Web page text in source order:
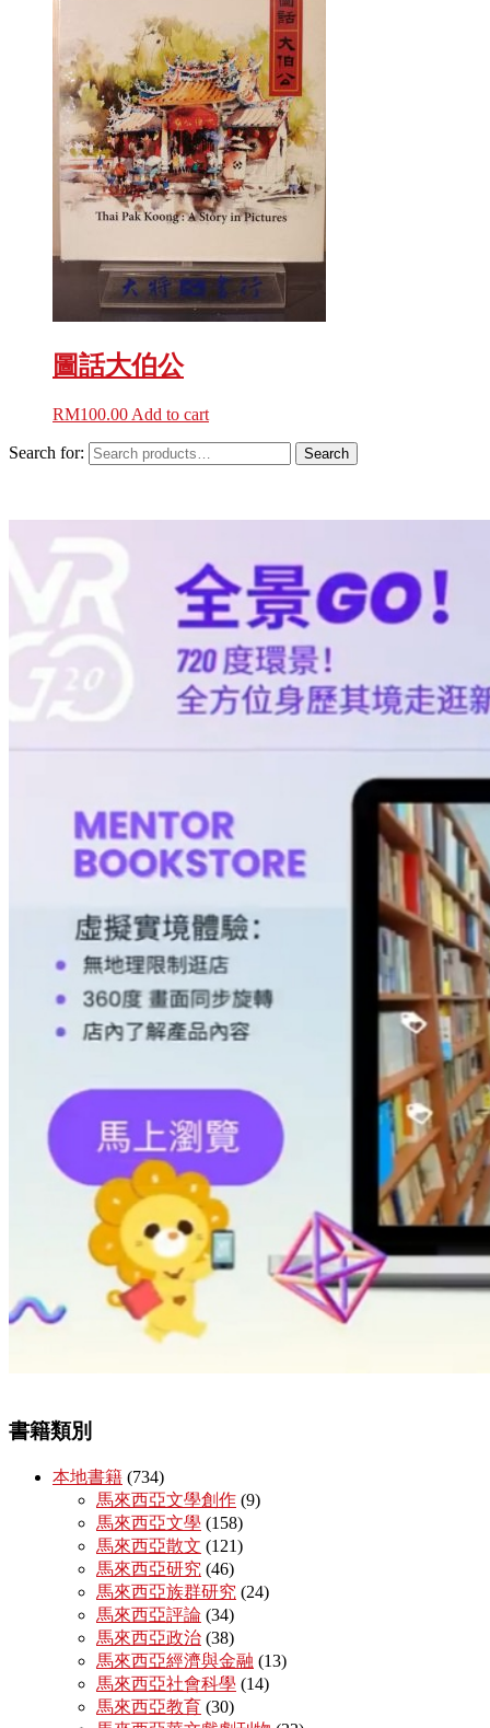
圖話大伯公
RM100.00 Add to cart
Search for: Search
書籍類別
本地書籍 (734)
馬來西亞文學創作 (9)
馬來西亞文學 (158)
馬來西亞散文 (121)
馬來西亞研究 (46)
馬來西亞族群研究 (24)
馬來西亞評論 (34)
馬來西亞政治 (38)
馬來西亞經濟與金融 (13)
馬來西亞社會科學 (14)
馬來西亞教育 (30)